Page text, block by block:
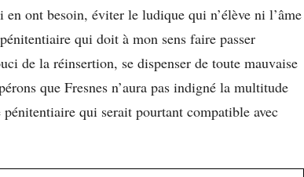
ont besoin, éviter le ludique qui n’élève ni l’âme
qui doit à mon sens faire passer
de la réinsertion, se dispenser de toute mauvaise
que Fresnes n’aura pas indigné la multitude
qui serait pourtant compatible avec